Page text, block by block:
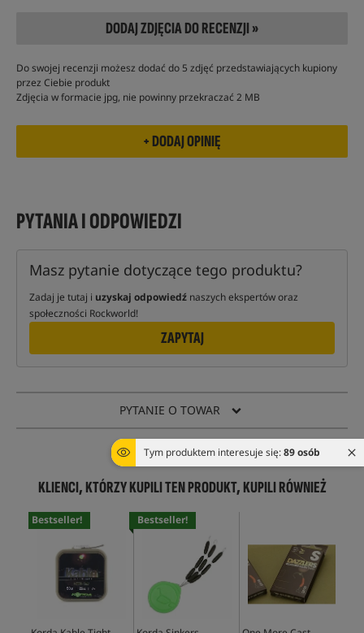
Tym produktem interesuje się:89 osób
DODAJ ZDJĘCIA DO RECENZJI »
Do swojej recenzji możesz dodać do 5 zdjęć przedstawiających kupiony
przez Ciebie produkt
Zdjęcia w formacie jpg, nie powinny przekraczać 2 MB
PYTANIA I ODPOWIEDZI
Masz pytanie dotyczące tego produktu?
Zadaj je tutaj i uzyskaj odpowiedź naszych ekspertów oraz
społeczności Rockworld!
ZAPYTAJ
PYTANIE O TOWAR
ŚLEDŹ TOWAR
KLIENCI, KTÓRZY KUPILI TEN PRODUKT, KUPILI RÓWNIEŻ
Bestseller! Bestseller!